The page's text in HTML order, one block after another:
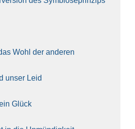
Wohl der ande­ren
unser Leid
Glück